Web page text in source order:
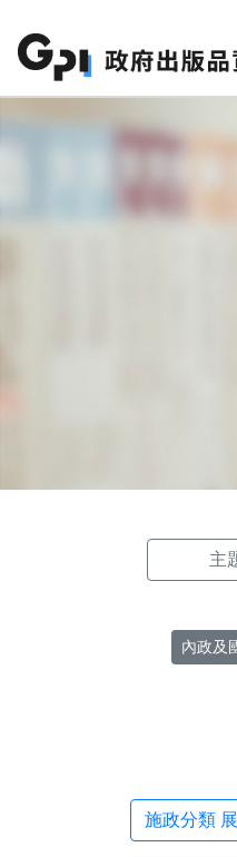
主
內政及
施政分類